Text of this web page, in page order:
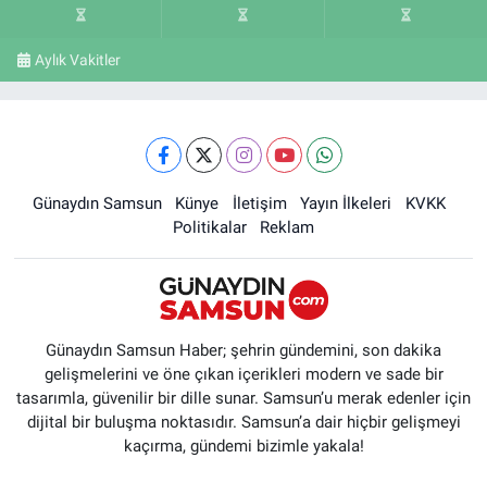
Aylık Vakitler
Günaydın Samsun Künye İletişim Yayın İlkeleri
KVKK
Politikalar
Reklam
Günaydın Samsun Haber; şehrin gündemini, son dakika
gelişmelerini ve öne çıkan içerikleri modern ve sade bir
tasarımla, güvenilir bir dille sunar. Samsun’u merak edenler için
dijital bir buluşma noktasıdır. Samsun’a dair hiçbir gelişmeyi
kaçırma, gündemi bizimle yakala!